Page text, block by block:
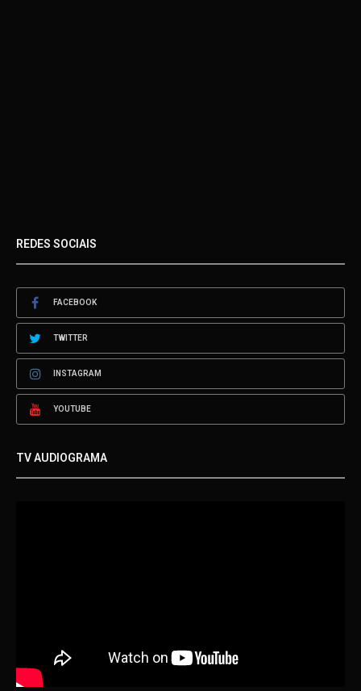
REDES SOCIAIS
FACEBOOK
TWITTER
INSTAGRAM
YOUTUBE
TV AUDIOGRAMA